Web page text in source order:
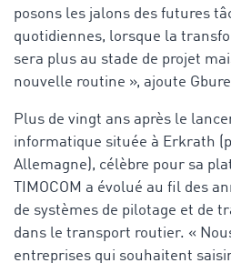
posons les jalons des futures
quotidiennes, lorsque la
sera plus au stade de projet
nouvelle routine », ajoute
Plus de vingt ans après le
informatique située à Erkrath
Allemagne), célèbre pour sa
TIMOCOM a évolué au fil des
de systèmes de pilotage et de
dans le transport routier. «
entreprises qui souhaitent